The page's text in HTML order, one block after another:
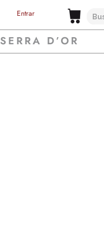
Entrar
SERRA D’OR